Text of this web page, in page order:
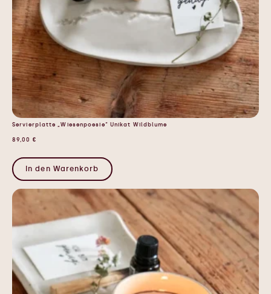
Servierplatte „Wiesenpoesie“ Unikat Wildblume
89,00 €
In den Warenkorb